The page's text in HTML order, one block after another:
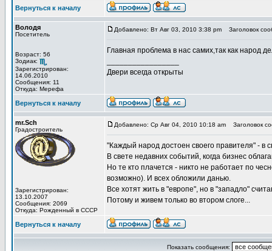
Вернуться к началу
Володя
Посетитель
Возраст: 56
Зодиак:
Зарегистрирован:
14.06.2010
Сообщения: 11
Откуда: Мерефа
Добавлено: Вт Авг 03, 2010 3:38 pm Заголовок
Главная проблема в нас самих,так как народ
Двери всегда открыты
Вернуться к началу
mr.Sch
Градостроитель
Зарегистрирован:
13.10.2007
Сообщения: 2069
Откуда: Рожденный в СССР
Добавлено: Ср Авг 04, 2010 10:18 am Заголовок
"Каждый народ достоен своего правителя" - в
В свете недавних событий, когда бизнес
Но те кто плачется - никто не работает по
возможно). И всех обложили данью.
Все хотят жить в "европе", но в "западло"
Потому и живем только во втором слоге...
Вернуться к началу
Показать сообщения: